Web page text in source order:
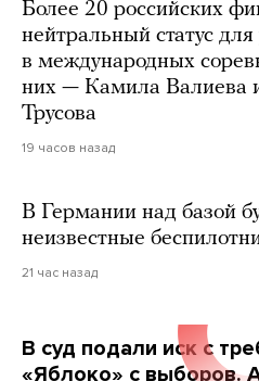
Более 20 российских
нейтральный статус для
в международных
них — Камила Валиева
Трусова
19 часов назад
В Германии над базой
неизвестные
21 час назад
В суд подали иск с
«Яблоко» с выборов.